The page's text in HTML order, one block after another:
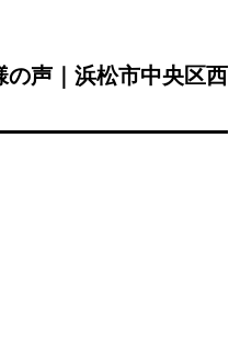
の声｜浜松市中央区西